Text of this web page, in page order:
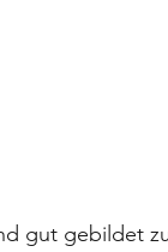
gut gebildet